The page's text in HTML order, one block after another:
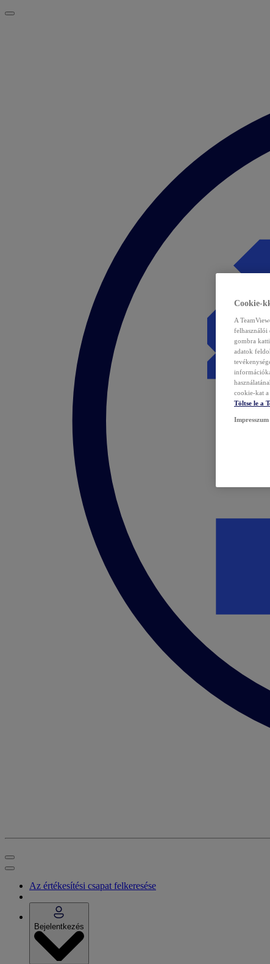
Az értékesítési csapat felkeresése
Bejelentkezés
Cookie-
A
felhasználói
gombra
adatok
cookie-kat a
Töltse le a
Impresszum